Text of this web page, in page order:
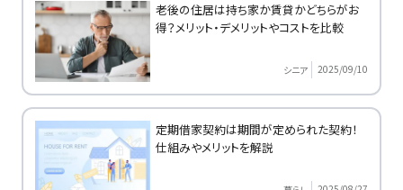
老後の住居は持ち家か賃貸かどちらがお
得？メリット・デメリットやコストを比較
シニア 2025/09/10
定期借家契約は期間が定められた契約！
仕組みやメリットを解説